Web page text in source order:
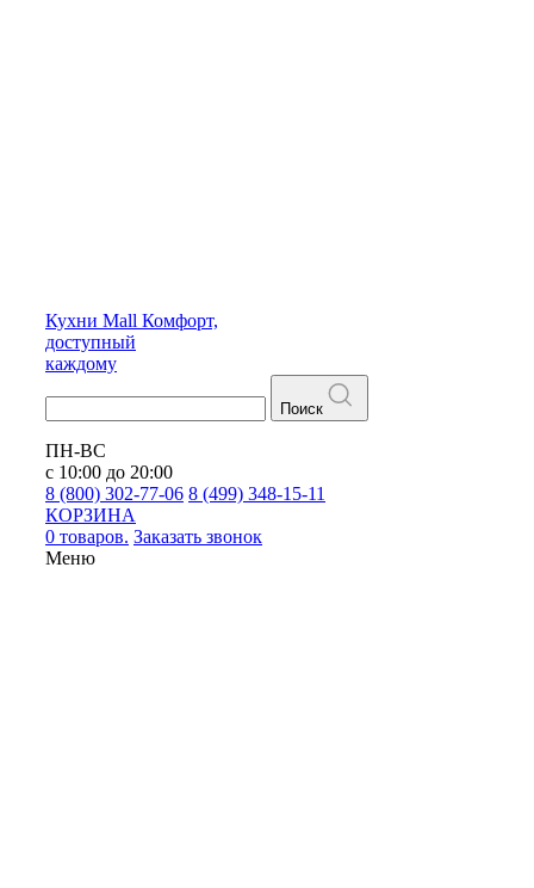
Кухни Mall Комфорт,
доступный
каждому
Поиск
ПН-ВС
с 10:00 до 20:00
8 (800) 302-77-06 8 (499) 348-15-11
КОРЗИНА
0 товаров. Заказать звонок
Меню